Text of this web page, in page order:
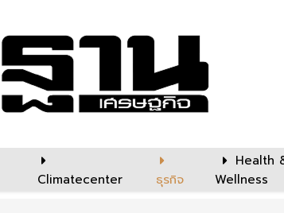
Climatecenter ธุรกิจ
Health
Wellness